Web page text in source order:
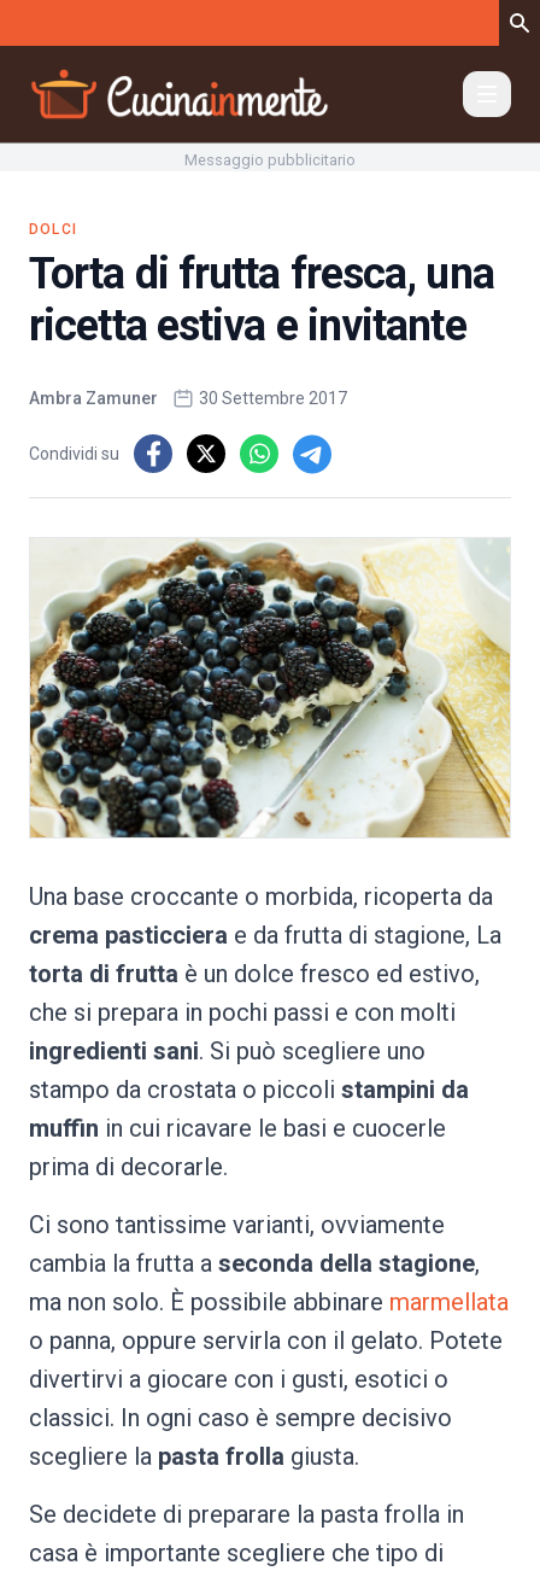
Messaggio pubblicitario
DOLCI
Torta di frutta fresca, una
ricetta estiva e invitante
Ambra Zamuner 30 Settembre 2017
Condividi su
Una base croccante o morbida, ricoperta da
crema pasticciera e da frutta di stagione, La
torta di frutta è un dolce fresco ed estivo,
che si prepara in pochi passi e con molti
ingredienti sani. Si può scegliere uno
stampo da crostata o piccoli stampini da
muffin in cui ricavare le basi e cuocerle
prima di decorarle.
Ci sono tantissime varianti, ovviamente
cambia la frutta a seconda della stagione,
ma non solo. È possibile abbinare marmellata
o panna, oppure servirla con il gelato. Potete
divertirvi a giocare con i gusti, esotici o
classici. In ogni caso è sempre decisivo
scegliere la pasta frolla giusta.
Se decidete di preparare la pasta frolla in
casa è importante scegliere che tipo di